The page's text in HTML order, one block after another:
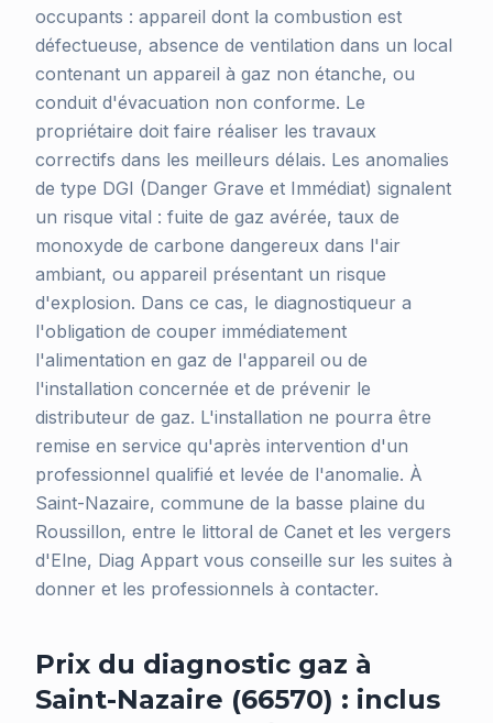
occupants : appareil dont la combustion est
défectueuse, absence de ventilation dans un local
contenant un appareil à gaz non étanche, ou
conduit d'évacuation non conforme. Le
propriétaire doit faire réaliser les travaux
correctifs dans les meilleurs délais. Les anomalies
de type DGI (Danger Grave et Immédiat) signalent
un risque vital : fuite de gaz avérée, taux de
monoxyde de carbone dangereux dans l'air
ambiant, ou appareil présentant un risque
d'explosion. Dans ce cas, le diagnostiqueur a
l'obligation de couper immédiatement
l'alimentation en gaz de l'appareil ou de
l'installation concernée et de prévenir le
distributeur de gaz. L'installation ne pourra être
remise en service qu'après intervention d'un
professionnel qualifié et levée de l'anomalie. À
Saint-Nazaire, commune de la basse plaine du
Roussillon, entre le littoral de Canet et les vergers
d'Elne, Diag Appart vous conseille sur les suites à
donner et les professionnels à contacter.
Prix du diagnostic gaz à
Saint-Nazaire (66570) : inclus